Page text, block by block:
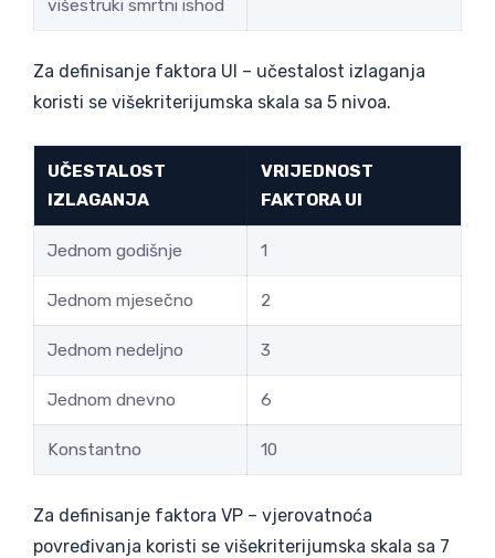
višestruki smrtni ishod
Za definisanje faktora UI – učestalost izlaganja
koristi se višekriterijumska skala sa 5 nivoa.
UČESTALOST
IZLAGANJA
VRIJEDNOST
FAKTORA UI
Jednom godišnje 1
Jednom mjesečno 2
Jednom nedeljno 3
Jednom dnevno 6
Konstantno 10
Za definisanje faktora VP – vjerovatnoća
povređivanja koristi se višekriterijumska skala sa 7